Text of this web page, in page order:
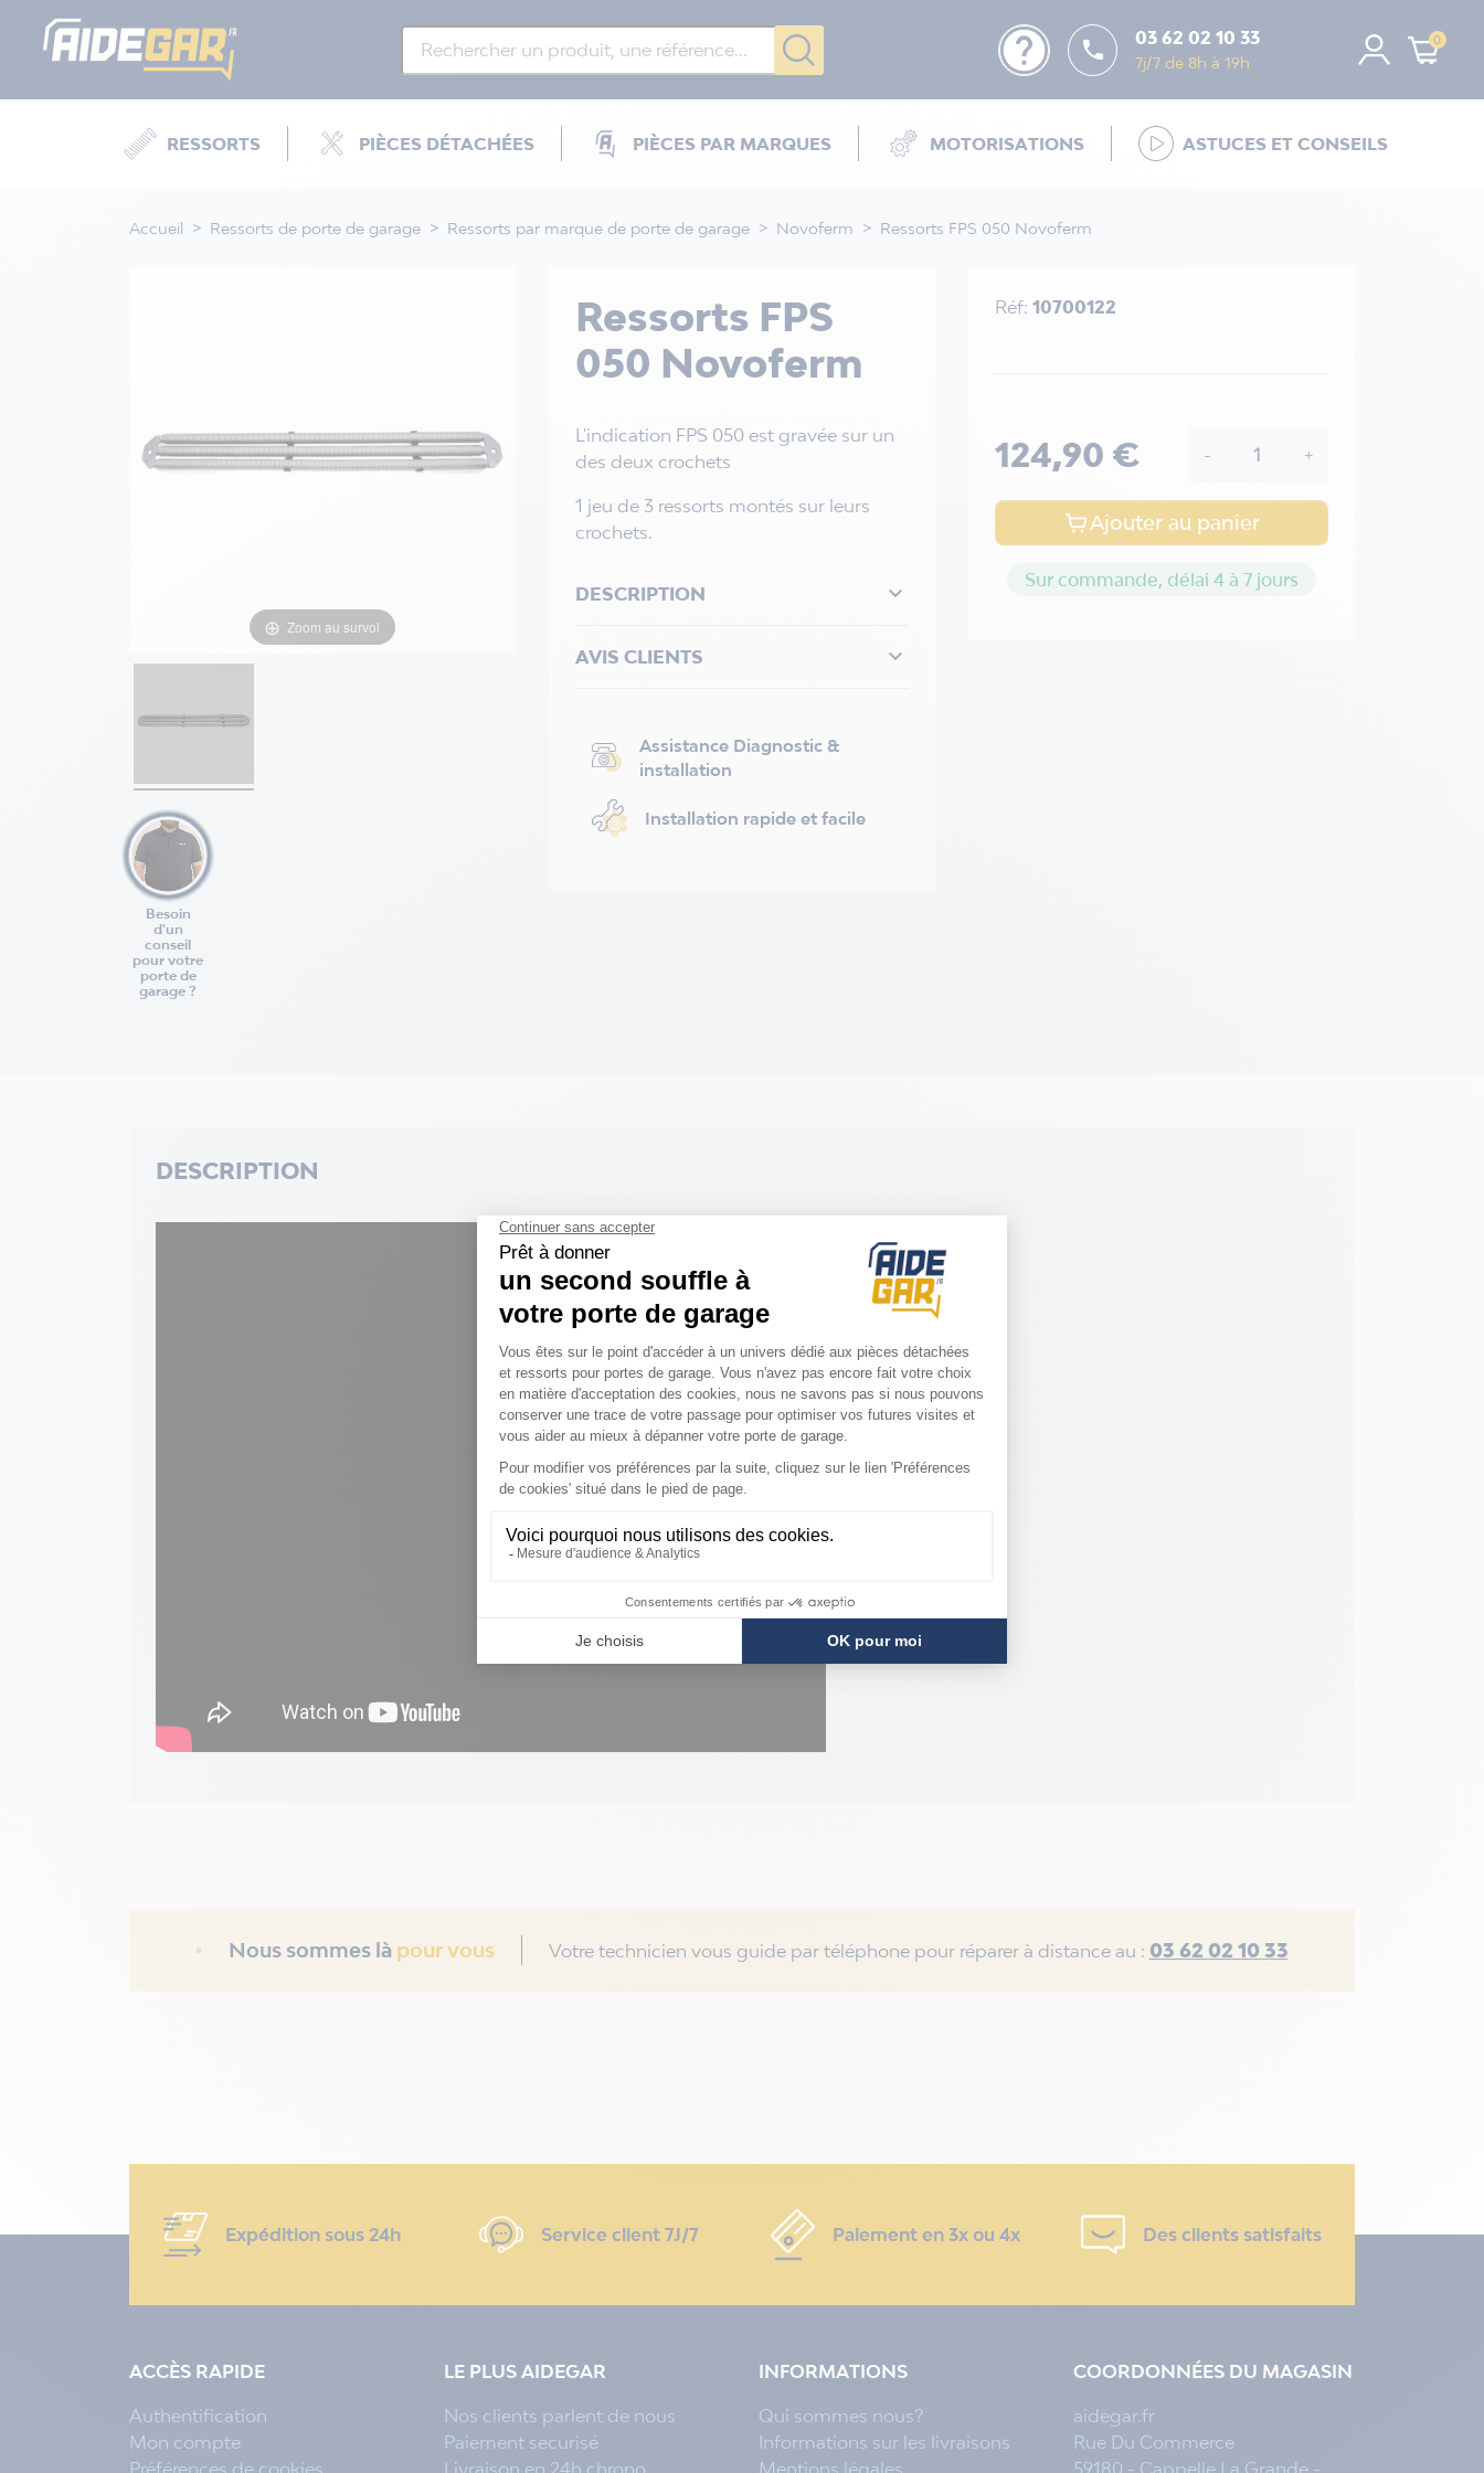
help  03 62 02 10 33
7j/7 de 8h à 19h
0
RESSORTS PIÈCES DÉTACHÉES PIÈCES PAR MARQUES MOTORISATIONS ASTUCES ET CONSEILS
Accueil Ressorts de porte de garage Ressorts par marque de porte de garage Novoferm Ressorts FPS 050 Novoferm
Zoom au survol
Besoin
d'un
conseil
pour votre
porte de
garage ?
Ressorts FPS
050 Novoferm
L'indication FPS 050 est gravée sur un
des deux crochets
1 jeu de 3 ressorts montés sur leurs
crochets.
DESCRIPTION 
AVIS CLIENTS 
Assistance Diagnostic &
installation
Installation rapide et facile
Réf: 10700122
124,90 € - +
Ajouter au panier
Sur commande, délai 4 à 7 jours
DESCRIPTION
Nous sommes là pour vous Votre technicien vous guide par téléphone pour réparer à distance au : 03 62 02 10 33
Expédition sous 24h Service client 7J/7 Paiement en 3x ou 4x Des clients satisfaits
ACCÈS RAPIDE
Authentification
Mon compte
Préférences de cookies
LE PLUS AIDEGAR
Nos clients parlent de nous
Paiement securisé
Livraison en 24h chrono
INFORMATIONS
Qui sommes nous?
Informations sur les livraisons
Mentions légales
COORDONNÉES DU MAGASIN
aidegar.fr
Rue Du Commerce
59180 - Cappelle La Grande -